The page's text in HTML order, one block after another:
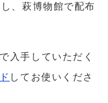
、萩博物館で配布
入手していただく
してお使いくださ